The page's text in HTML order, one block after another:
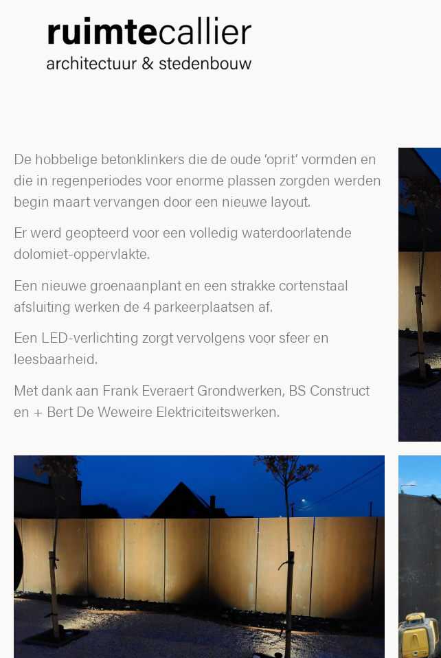
De hobbelige betonklinkers die de oude ‘oprit’ vormden en
die in regenperiodes voor enorme plassen zorgden werden
begin maart vervangen door een nieuwe layout.
Er werd geopteerd voor een volledig waterdoorlatende
dolomiet-oppervlakte.
Een nieuwe groenaanplant en een strakke cortenstaal
afsluiting werken de 4 parkeerplaatsen af.
Een LED-verlichting zorgt vervolgens voor sfeer en
leesbaarheid.
Met dank aan Frank Everaert Grondwerken, BS Construct
en + Bert De Weweire Elektriciteitswerken.